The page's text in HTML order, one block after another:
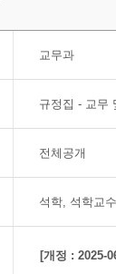
교무과
규정집 - 교무
전체공개
석학, 석학교수
[개정 : 2025-